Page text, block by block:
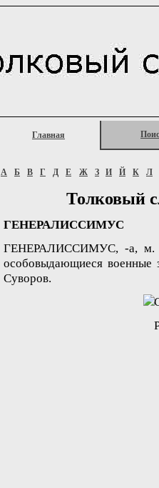
Главная
А Б В Г Д Е Ж З И Й К Л
Толковый
ГЕНЕРАЛИССИМУС
ГЕНЕРАЛИССИМУС, -а, м.
особовыдающиеся военные
Суворов.